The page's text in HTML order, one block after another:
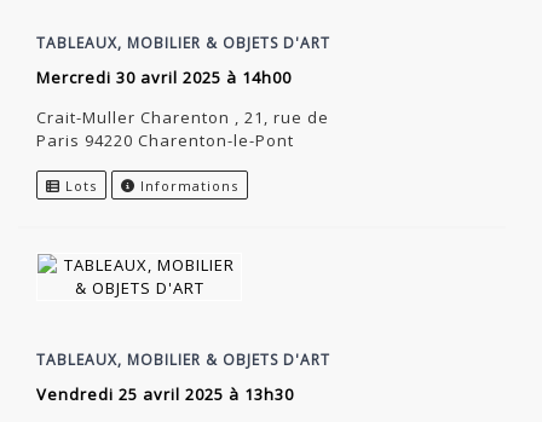
TABLEAUX, MOBILIER & OBJETS D'ART
mercredi 30 avril 2025 à 14h00
Crait-Muller Charenton , 21, rue de
Paris 94220 Charenton-le-Pont
Lots Informations
TABLEAUX, MOBILIER & OBJETS D'ART
vendredi 25 avril 2025 à 13h30